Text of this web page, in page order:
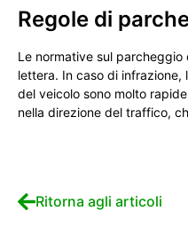
Regole di
Le normative sul parcheggio
lettera. In caso di
del veicolo sono molto
nella direzione del traffico,
Ritorna agli articoli